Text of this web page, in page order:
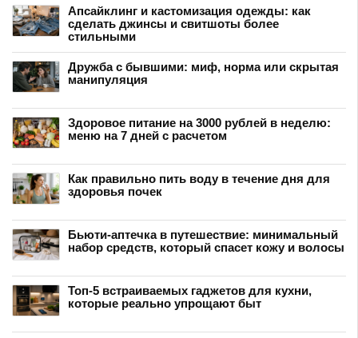
Апсайклинг и кастомизация одежды: как
сделать джинсы и свитшоты более
стильными
Дружба с бывшими: миф, норма или скрытая
манипуляция
Здоровое питание на 3000 рублей в неделю:
меню на 7 дней с расчетом
Как правильно пить воду в течение дня для
здоровья почек
Бьюти-аптечка в путешествие: минимальный
набор средств, который спасет кожу и волосы
Топ-5 встраиваемых гаджетов для кухни,
которые реально упрощают быт